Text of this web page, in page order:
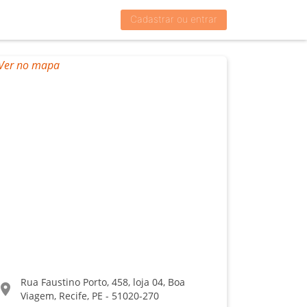
Cadastrar ou entrar
Rua Faustino Porto, 458, loja 04, Boa
Viagem, Recife, PE - 51020-270